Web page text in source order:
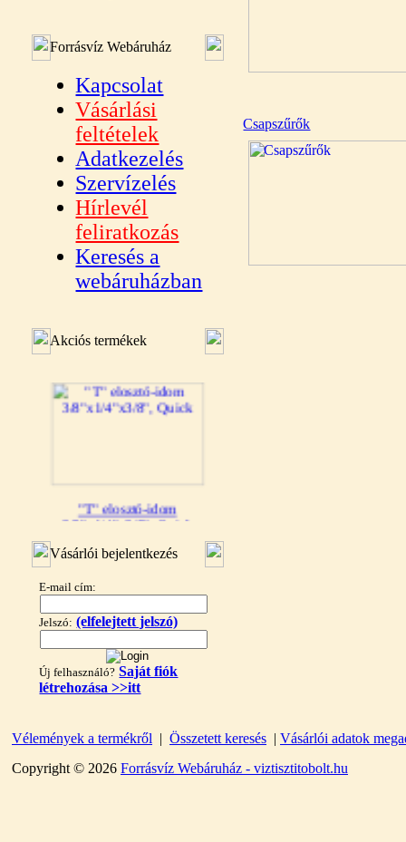
Forrásvíz Webáruház
Kapcsolat
Vásárlási
feltételek
Adatkezelés
Szervízelés
Hírlevél
feliratkozás
Keresés a
webáruházban
Akciós termékek
"T" elosztó-idom
3/8"x1/4"x3/8", Quick
360,-Ft
"T" elosztó-idom
Vásárlói bejelentkezés
E-mail cím:
Jelszó: (elfelejtett jelszó)
Új felhasználó? Saját fiók
létrehozása >>itt
Csapszűrők
Vélemények a termékről | Összetett keresés | Vásárlói adatok
Copyright © 2026 Forrásvíz Webáruház - viztisztitobolt.hu